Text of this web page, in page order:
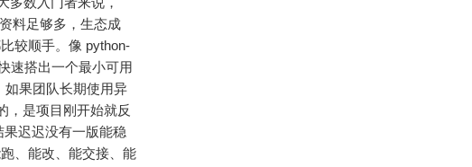
料足够多，生态成
较顺手。像 python-
速搭出一个最小可用
如果团队长期使用异
，是项目刚开始就反
迟迟没有一版能稳
、能改、能交接、能